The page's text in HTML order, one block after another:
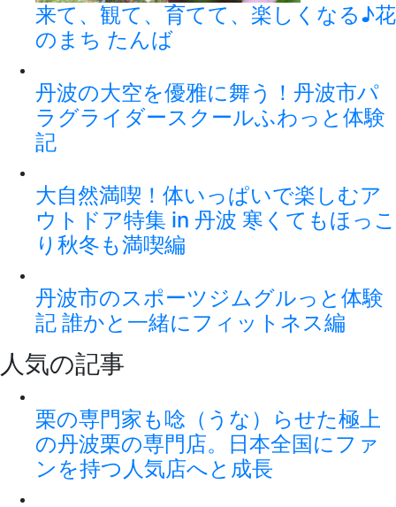
来て、観て、育てて、楽しくなる♪花
のまち たんば
丹波の大空を優雅に舞う！丹波市パ
ラグライダースクールふわっと体験
記
大自然満喫！体いっぱいで楽しむア
ウトドア特集 in 丹波 寒くてもほっこ
り秋冬も満喫編
丹波市のスポーツジムグルっと体験
記 誰かと一緒にフィットネス編
人気の記事
栗の専門家も唸（うな）らせた極上
の丹波栗の専門店。日本全国にファ
ンを持つ人気店へと成長